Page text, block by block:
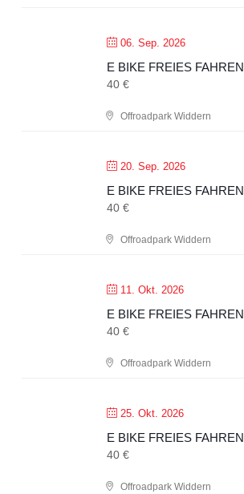
06. Sep. 2026
E BIKE FREIES FAHREN
40 €
Offroadpark Widdern
20. Sep. 2026
E BIKE FREIES FAHREN
40 €
Offroadpark Widdern
11. Okt. 2026
E BIKE FREIES FAHREN
40 €
Offroadpark Widdern
25. Okt. 2026
E BIKE FREIES FAHREN
40 €
Offroadpark Widdern